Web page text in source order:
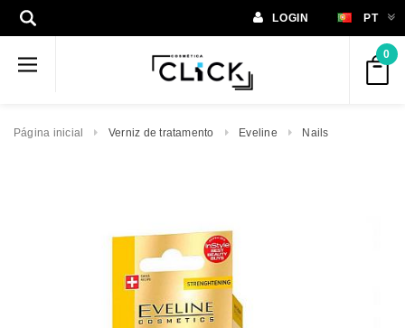
LOGIN PT
0
Página inicial Verniz de tratamento Eveline Nails